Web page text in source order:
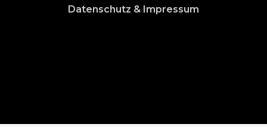
Datenschutz & Impressum